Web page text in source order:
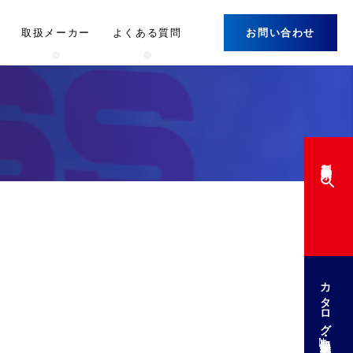
取扱メーカー よくある質問 お問い合わせ
カタログ・取扱説明書
DL